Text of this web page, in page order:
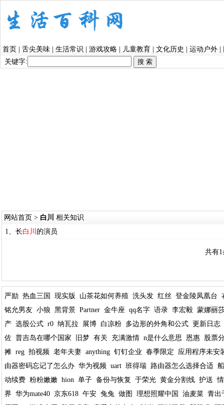
首页 舌尖美味 生活常识 游戏攻略 儿童教育 文化历史 运动户外
关键字:
网站首页 > 白川 相关知识
1、长白川 的演员
共有
严励 热血三国 现实版 山茶花如何养殖 洗头发 红丝 登金陵凤凰台
铭允男友 小狼 黑背景 Partner 金牛座 qq名字 语录 李宏毅 蒙娜丽
产 选股公式 r0 纳瓦拉 展博 白凉粉 多边形的外角和公式 更新日志
佐 普吉岛在哪个国家 旧梦 有关 充满激情 n是什么意思 恩惠 股票
摊 reg 拍视频 老年夫妻 anything 钉钉企业 春季限定
应用程序未安
由器密码忘记了怎么办 华为视频 uart 班得瑞 路由器怎么选择合适
动续费 粉粉嫩嫩 hion 单子 备份与恢复 于荣光 黄金分割线 护送
界 华为mate40 京东618 午安 兔兔 做图 理想照耀中国 油麦菜 青出